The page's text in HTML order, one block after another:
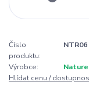
Číslo
produktu:
NTR06
Výrobce:
Hlídat cenu /